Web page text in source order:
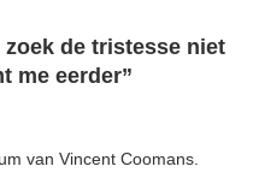
zoek de tristesse niet
me eerder”
van Vincent Coomans.